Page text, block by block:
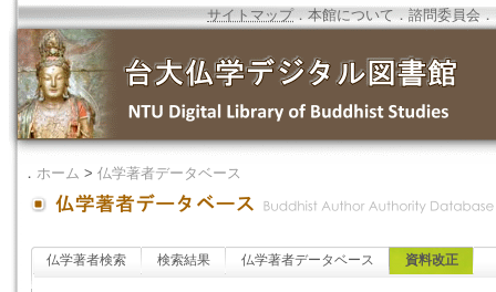
サイトマップ．本館について ．諮問委員会 ．
． ホーム > 仏学著者データベース
仏学著者検索 検索結果 仏学著者データベース 資料改正